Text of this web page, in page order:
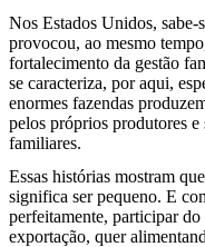
Nos Estados Unidos, sabe-
provocou, ao mesmo
fortalecimento da gestão
se caracteriza, por aqui,
enormes fazendas
pelos próprios produtores
familiares.
Essas histórias mostram
significa ser pequeno. E
perfeitamente, participar
exportação, quer